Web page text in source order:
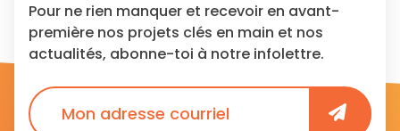
Pour ne rien manquer et recevoir en avant-
première nos projets clés en main et nos
actualités, abonne-toi à notre infolettre.